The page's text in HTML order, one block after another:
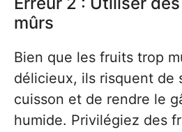
mûrs
Bien que les fruits trop
délicieux, ils risquent de
cuisson et de rendre le
humide. Privilégiez des